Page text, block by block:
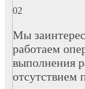
Мы
работаем
выполнения
отсутствием